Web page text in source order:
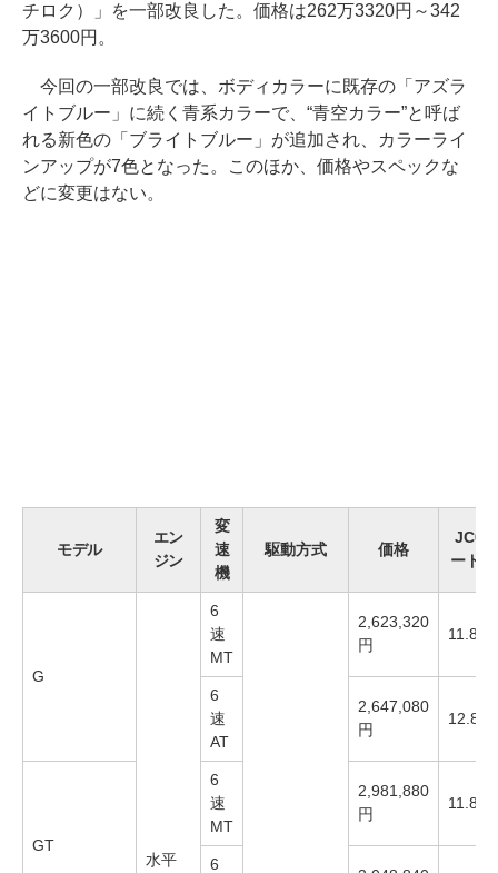
チロク）」を一部改良した。価格は262万3320円～342
万3600円。
今回の一部改良では、ボディカラーに既存の「アズラ
イトブルー」に続く青系カラーで、“青空カラー”と呼ば
れる新色の「ブライトブルー」が追加され、カラーライ
ンアップが7色となった。このほか、価格やスペックな
どに変更はない。
モデル
エン
ジン
変
速
機
駆動方式 価格
JC08
ード
G
水平
6
速
MT
2,623,320
円
6
速
AT
2,647,080
円
GT
6
速
MT
2,981,880
円
6